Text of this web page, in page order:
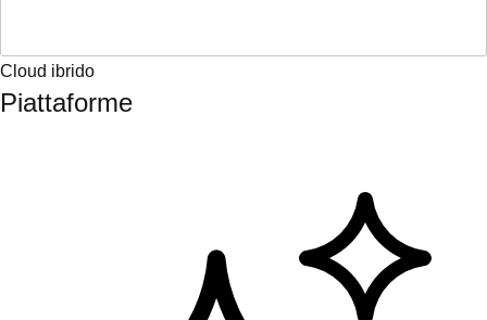
Cloud ibrido
Piattaforme